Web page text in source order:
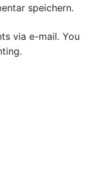
speichern.
via e-mail. You